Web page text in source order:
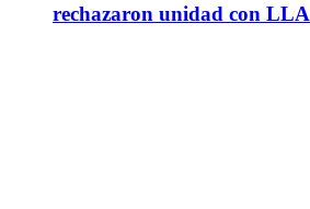
rechazaron unidad con LLA